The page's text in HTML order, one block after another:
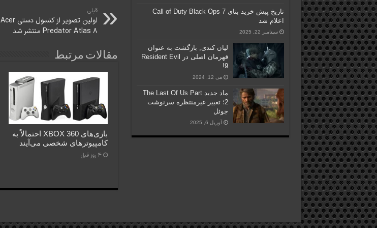
قبلی
اولین تصویر از کنسول دستی Acer
Predator Atlas 8 منتشر شد
مقالات مرتبط
بازی‌های XBOX 360 احتمالاً به
کامپیوترهای شخصی می‌آیند
4 روز قبل
تاریخ پیش خرید بتای Call of Duty Black Ops 7
اعلام شد
سپتامبر 22, 2025
لیان کندی, بازگشت به عنوان
قهرمان اصلی در Resident Evil
9!
می 12, 2024
ماد جدید The Last Of Us Part
2؛ تغییر غیرمنتظره سرنوشت
جوئل
آوریل 6, 2025